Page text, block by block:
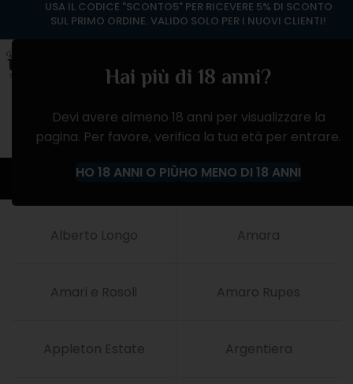
Hai più di 18 anni?
Devi avere almeno 18 anni per visualizzare la
pagina. Per favore, verifica la tua età per entrare.
HO 18 ANNI O PIÙHO MENO DI 18 ANNI
Produttori
Alberto Longo Amara
Amari e Rosoli Amaro Rupes
Appleton Estate Argentiera
USA IL CODICE "SCONTO5" PER RICEVERE 5% DI SCONTO
SUL PRIMO ORDINE. VALIDO SOLO PER I NUOVI CLIENTI!